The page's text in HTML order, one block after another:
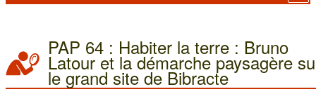
PAP 64 : Habiter la terre : Bruno
Latour et la démarche paysagère
le grand site de Bibracte